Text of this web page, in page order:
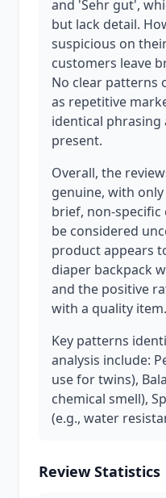
and 'Sehr gut',
but lack detail.
suspicious on
customers leave
No clear patterns
as repetitive
identical phrasing
present.
Overall, the
genuine, with
brief, non-
be considered
product appears
diaper backpack
and the positive
with a quality item.
Key patterns
analysis include:
use for twins),
chemical smell),
(e.g., water
Review Statistics